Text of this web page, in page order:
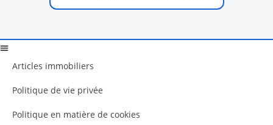
Articles immobiliers
Politique de vie privée
Politique en matière de cookies